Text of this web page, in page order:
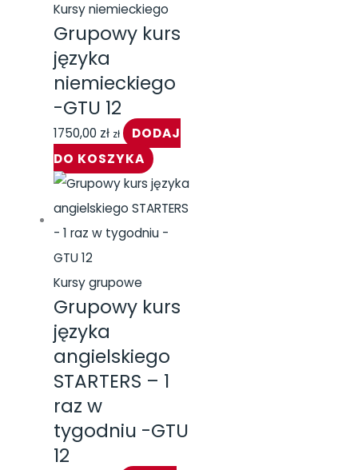
Kursy niemieckiego
Grupowy kurs
języka
niemieckiego
-GTU 12
1750,00 zł zł
DODAJ
DO KOSZYKA
Kursy grupowe
Grupowy kurs
języka
angielskiego
STARTERS – 1
raz w
tygodniu -GTU
12